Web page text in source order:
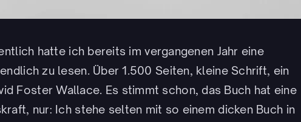
hatte ich bereits im vergangenen Jahr eine
zu lesen. Über 1.500 Seiten, kleine Schrift, ein
Foster Wallace. Es stimmt schon, das Buch hat eine
nur: Ich stehe selten mit so einem dicken Buch in